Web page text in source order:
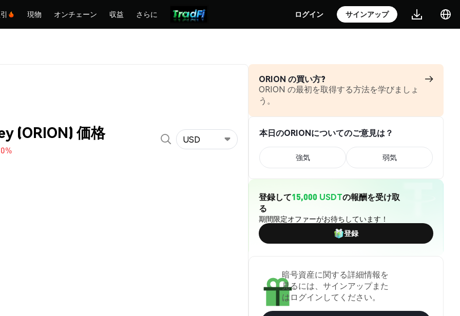
現物 オンチェーン 収益 さらに ログイン サインアップ
(ORION) 価格 USD
ORION の買い方?
ORION の最初を取得する方法を学びましょ
う。
本日のORIONについてのご意見は？
強気 弱気
登録して15,000 USDTの報酬を受け取
る
期間限定オファーがお待ちしています！
登録
暗号資産に関する詳細情報を
見るには、サインアップまた
はログインしてください。